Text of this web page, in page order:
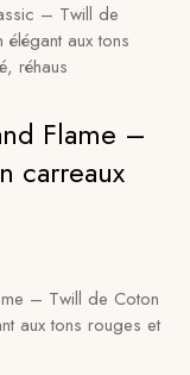
– Twill de
élégant aux tons
réhaus
Flame –
carreaux
– Twill de Coton
aux tons rouges et